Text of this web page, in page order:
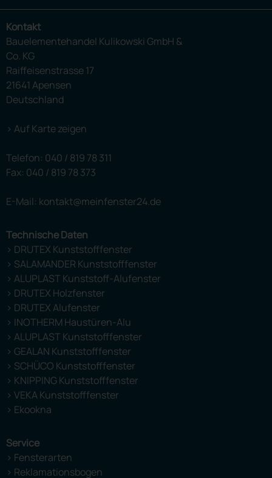
Kontakt
Bauelementehandel Kulikowski GmbH &
Co. KG
Raiffeisenstrasse 17
21641 Apensen
Deutschland
> Auf Karte zeigen
Telefon: 040 / 819 78 311
Fax: 040 / 819 78 373
E-Mail: kontakt@meinfenster24.de
Technische Daten
> DRUTEX Kunststofffenster
> SALAMANDER Kunststofffenster
> ALUPLAST Kunststoff-Alufenster
> DRUTEX Holzfenster
> DRUTEX Alufenster
> INOTHERM Haustüren-Alu
> ALUPLAST Kunststofffenster
> GEALAN Kunststofffenster
> SCHÜCO Kunststofffenster
> KNIPPING Kunststofffenster
> VEKA Kunststofffenster
> Ekookna
Service
> Fensterarten
> Reklamationsbogen